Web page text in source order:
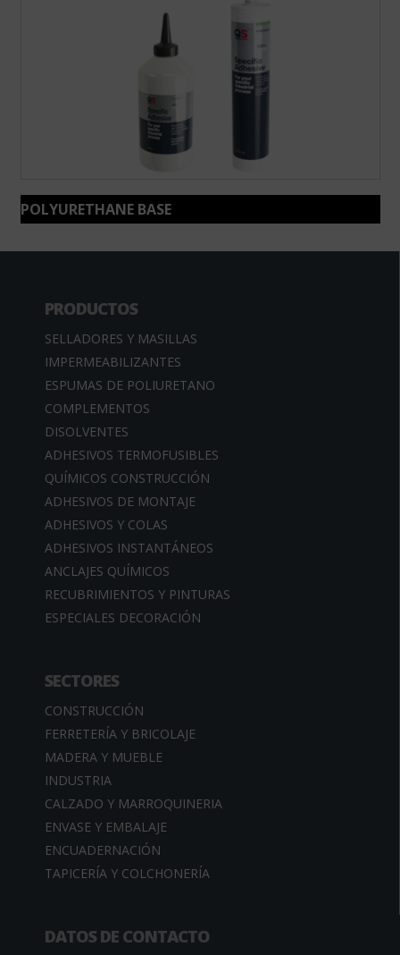
POLYURETHANE BASE
PRODUCTOS
SELLADORES Y MASILLAS
IMPERMEABILIZANTES
ESPUMAS DE POLIURETANO
COMPLEMENTOS
DISOLVENTES
ADHESIVOS TERMOFUSIBLES
QUÍMICOS CONSTRUCCIÓN
ADHESIVOS DE MONTAJE
ADHESIVOS Y COLAS
ADHESIVOS INSTANTÁNEOS
ANCLAJES QUÍMICOS
RECUBRIMIENTOS Y PINTURAS
ESPECIALES DECORACIÓN
SECTORES
CONSTRUCCIÓN
FERRETERÍA Y BRICOLAJE
MADERA Y MUEBLE
INDUSTRIA
CALZADO Y MARROQUINERIA
ENVASE Y EMBALAJE
ENCUADERNACIÓN
TAPICERÍA Y COLCHONERÍA
DATOS DE CONTACTO